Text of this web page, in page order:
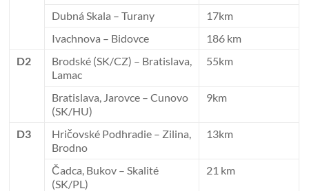
Dubná Skala – Turany
17km
Ivachnova – Bidovce
186 km
D2
Brodské (SK/CZ) – Bratislava,
Lamac
55km
Bratislava, Jarovce – Cunovo
(SK/HU)
9km
D3
Hričovské Podhradie – Zilina,
Brodno
13km
Čadca, Bukov – Skalité
(SK/PL)
21 km